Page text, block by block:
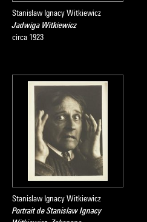
Stanislaw Ignacy Witkiewicz
Jadwiga Witkiewicz
circa 1923
Stanislaw Ignacy Witkiewicz
Portrait de Stanislaw Ignacy